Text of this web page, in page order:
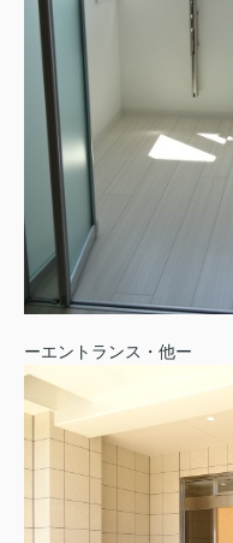
ーエントランス・他ー